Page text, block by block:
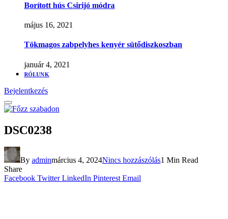
Borított hús Csirijó módra
május 16, 2021
Tökmagos zabpelyhes kenyér sütődiszkoszban
január 4, 2021
RÓLUNK
Bejelentkezés
DSC0238
By adminmárcius 4, 2024Nincs hozzászólás1 Min Read
Share
Facebook Twitter LinkedIn Pinterest Email